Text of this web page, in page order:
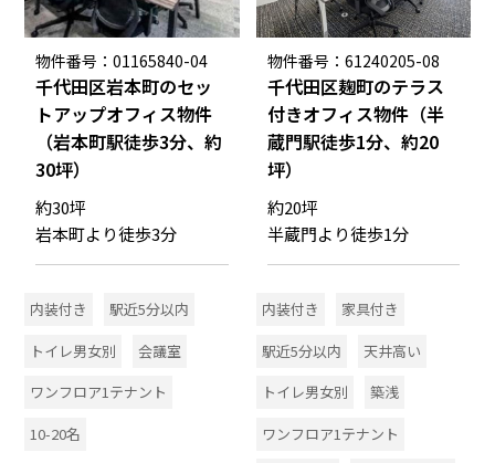
物件番号：01165840-04
千代田区岩本町のセッ
トアップオフィス物件
（岩本町駅徒歩3分、約
30坪）
約30坪
岩本町より徒歩3分
内装付き
駅近5分以内
トイレ男女別
会議室
ワンフロア1テナント
10-20名
物件番号：61240205-08
千代田区麹町のテラス
付きオフィス物件（半
蔵門駅徒歩1分、約20
坪）
約20坪
半蔵門より徒歩1分
内装付き
家具付き
駅近5分以内
天井高い
トイレ男女別
築浅
ワンフロア1テナント